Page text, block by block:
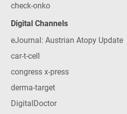
check-onko
Digital Channels
eJournal: Austrian Atopy Update
car-t-cell
congress x-press
derma-target
DigitalDoctor